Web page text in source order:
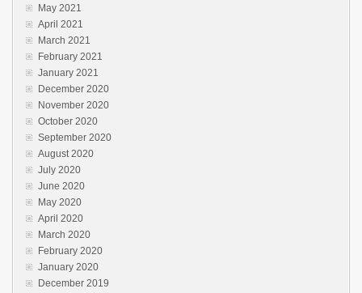
May 2021
April 2021
March 2021
February 2021
January 2021
December 2020
November 2020
October 2020
September 2020
August 2020
July 2020
June 2020
May 2020
April 2020
March 2020
February 2020
January 2020
December 2019